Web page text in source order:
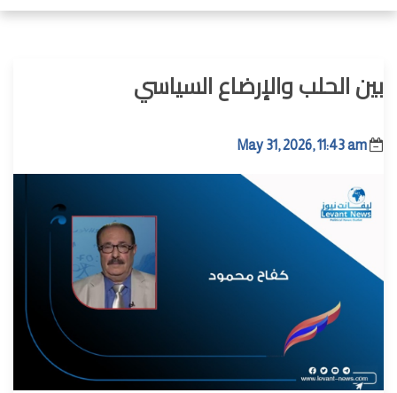
بين الحلب والإرضاع السياسي
May 31, 2026, 11:43 am